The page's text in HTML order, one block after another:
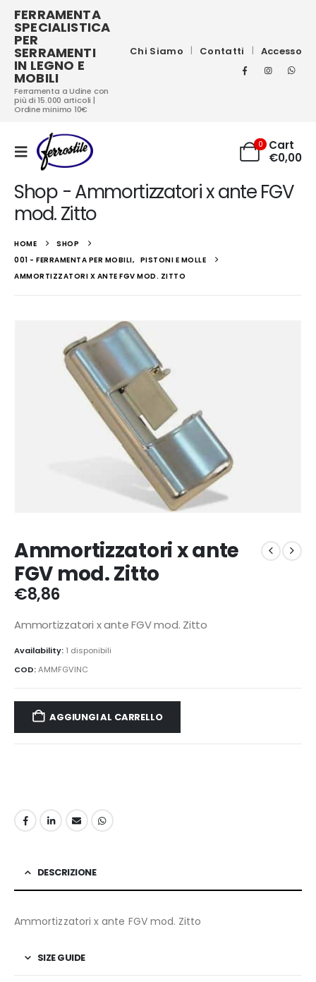
FERRAMENTA
SPECIALISTICA
PER
SERRAMENTI
IN LEGNO E
MOBILI
Ferramenta a Udine con
più di 15.000 articoli |
Ordine minimo 10€
Chi Siamo Contatti Accesso
0
Cart
€0,00
Shop - Ammortizzatori x ante FGV
mod. Zitto
HOME
SHOP
001 - FERRAMENTA PER MOBILI, PISTONI E MOLLE
AMMORTIZZATORI X ANTE FGV MOD. ZITTO
Ammortizzatori x ante
FGV mod. Zitto
€8,86
Ammortizzatori x ante FGV mod. Zitto
Availability: 1 disponibili
COD:AMMFGVINC
AGGIUNGI AL CARRELLO
DESCRIZIONE
Ammortizzatori x ante FGV mod. Zitto
SIZE GUIDE